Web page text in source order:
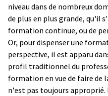
niveau dans de nombreux
de plus en plus grande, qu'il
formation continue, ou de
Or, pour dispenser une
perspective, il est apparu
profil traditionnel du
formation en vue de faire de
n'est pas toujours